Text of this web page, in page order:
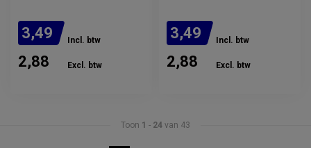
3,49 Incl. btw
2,88 Excl. btw
3,49 Incl. btw
2,88 Excl. btw
Toon 1 - 24 van 43